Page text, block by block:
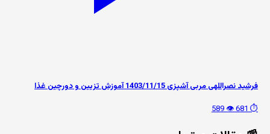
فرشید نصراللهی مربی آشپزی 1403/11/15 آموزش تزیین و دورچین غذا
⏱️ 681
👁️ 589